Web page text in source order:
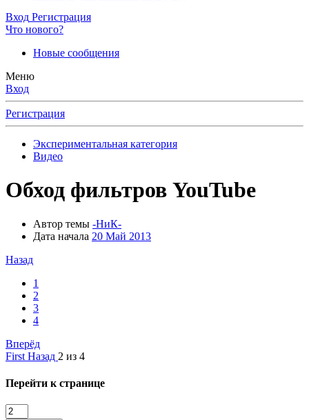
Вход Регистрация
Что нового?
Новые сообщения
Меню
Вход
Регистрация
Экспериментальная категория
Видео
Обход фильтров YouTube
Автор темы -НиК-
Дата начала 20 Май 2013
Назад
1
2
3
4
Вперёд
First Назад 2 из 4
Перейти к странице